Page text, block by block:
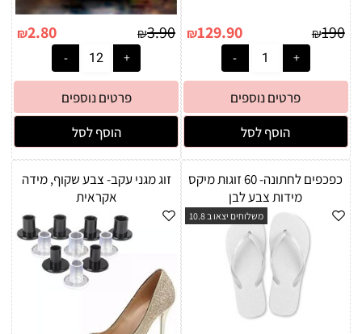
₪190
₪129.90
פרטים נוספים
הוסף לסל
₪3.90
₪2.80
פרטים נוספים
הוסף לסל
כפכפים לחתונה- 60 זוגות מיקס
מידות צבע לבן
משלוחים יצאו ב 10.8
זוג מגני עקב- צבע שקוף, מידה
אקראית